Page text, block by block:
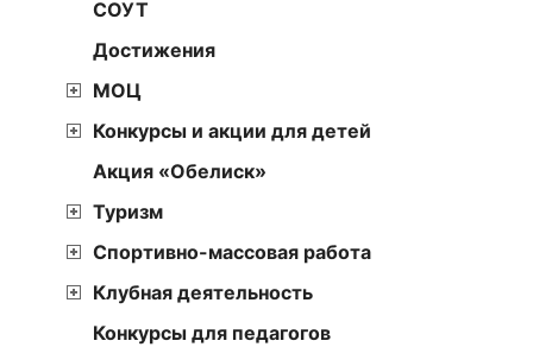
СОУТ
Достижения
МОЦ
Конкурсы и акции для детей
Акция «Обелиск»
Туризм
Спортивно-массовая работа
Клубная деятельность
Конкурсы для педагогов